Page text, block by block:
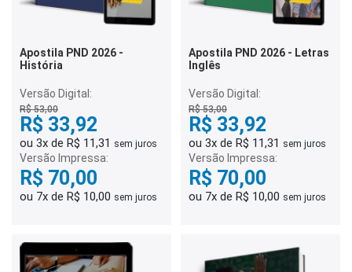
Apostila PND 2026 -
História
Versão Digital:
R$ 53,00
R$ 33,92
ou 3x de R$ 11,31 sem juros
Versão Impressa:
R$ 70,00
ou 7x de R$ 10,00 sem juros
Apostila PND 2026 - Letras
Inglês
Versão Digital:
R$ 53,00
R$ 33,92
ou 3x de R$ 11,31 sem juros
Versão Impressa:
R$ 70,00
ou 7x de R$ 10,00 sem juros